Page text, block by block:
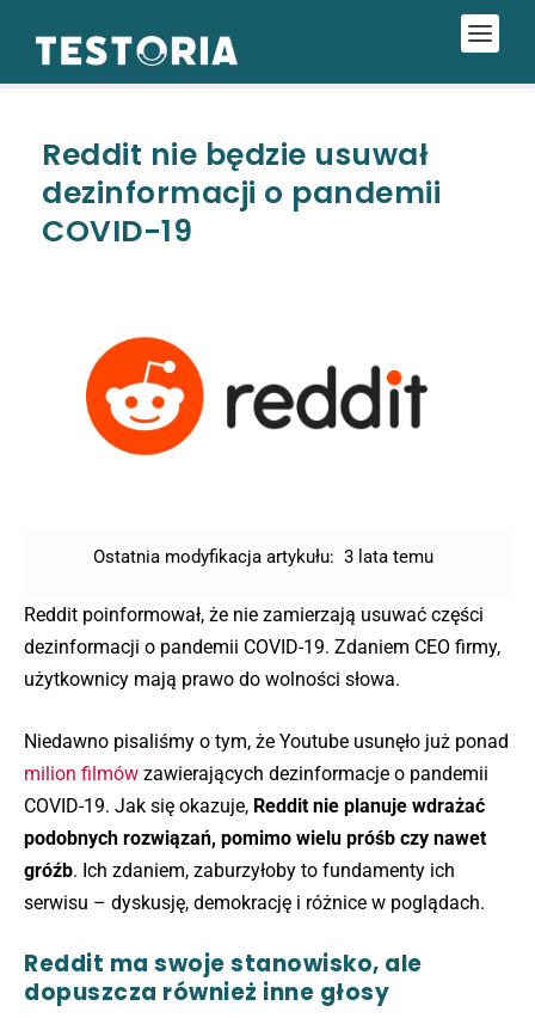
Reddit nie będzie usuwał
dezinformacji o pandemii
COVID-19
Ostatnia modyfikacja artykułu: 3 lata temu
Reddit poinformował, że nie zamierzają usuwać części
dezinformacji o pandemii COVID-19. Zdaniem CEO firmy,
użytkownicy mają prawo do wolności słowa.
Niedawno pisaliśmy o tym, że Youtube usunęło już ponad
milion filmów zawierających dezinformacje o pandemii
COVID-19. Jak się okazuje, Reddit nie planuje wdrażać
podobnych rozwiązań, pomimo wielu próśb czy nawet
gróźb. Ich zdaniem, zaburzyłoby to fundamenty ich
serwisu – dyskusję, demokrację i różnice w poglądach.
Reddit ma swoje stanowisko, ale
dopuszcza również inne głosy